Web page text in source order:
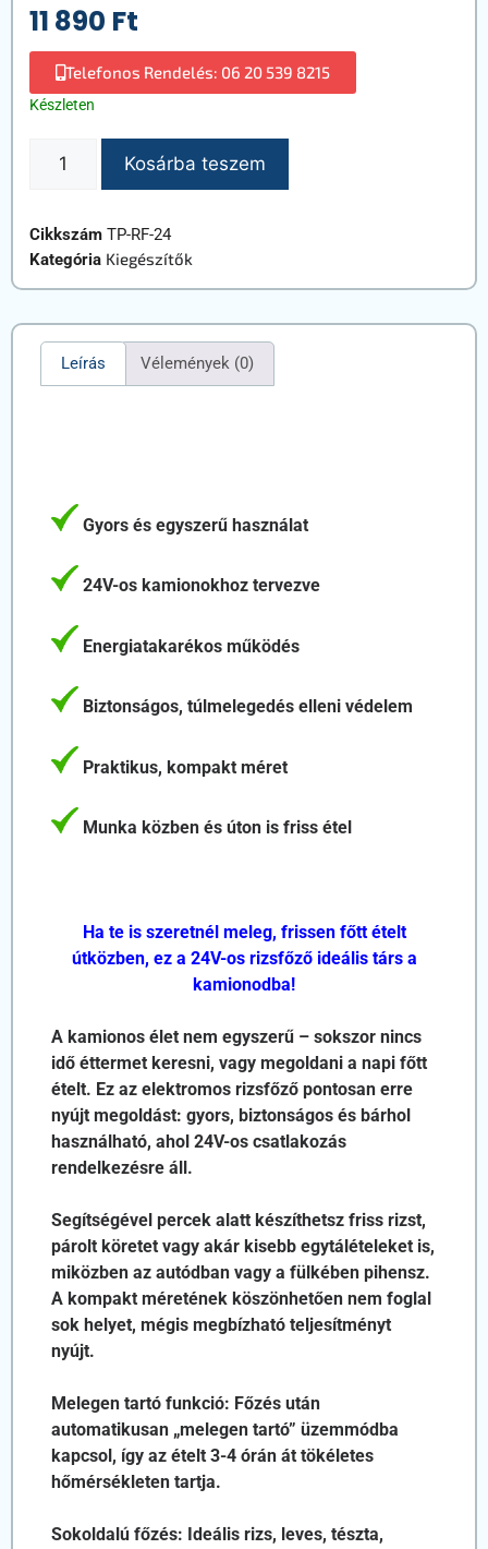
11 890 Ft
Telefonos Rendelés: 06 20 539 8215
Készleten
Kosárba teszem
Cikkszám TP-RF-24
Kategória Kiegészítők
Leírás Vélemények (0)
Gyors és egyszerű használat
24V-os kamionokhoz tervezve
Energiatakarékos működés
Biztonságos, túlmelegedés elleni védelem
Praktikus, kompakt méret
Munka közben és úton is friss étel
Ha te is szeretnél meleg, frissen főtt ételt
útközben, ez a 24V-os rizsfőző ideális társ a
kamionodba!
A kamionos élet nem egyszerű – sokszor nincs
idő éttermet keresni, vagy megoldani a napi főtt
ételt. Ez az elektromos rizsfőző pontosan erre
nyújt megoldást: gyors, biztonságos és bárhol
használható, ahol 24V-os csatlakozás
rendelkezésre áll.
Segítségével percek alatt készíthetsz friss rizst,
párolt köretet vagy akár kisebb egytálételeket is,
miközben az autódban vagy a fülkében pihensz.
A kompakt méretének köszönhetően nem foglal
sok helyet, mégis megbízható teljesítményt
nyújt.
Melegen tartó funkció: Főzés után
automatikusan „melegen tartó” üzemmódba
kapcsol, így az ételt 3-4 órán át tökéletes
hőmérsékleten tartja.
Sokoldalú főzés: Ideális rizs, leves, tészta,